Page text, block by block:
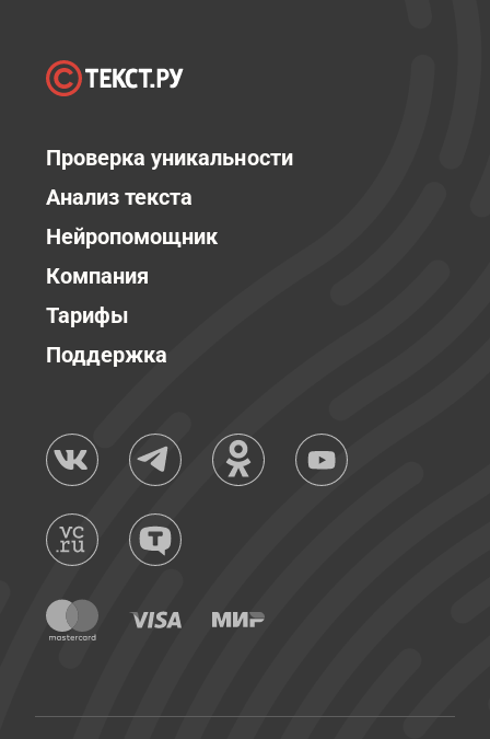
Проверка уникальности
Анализ текста
Нейропомощник
Компания
Тарифы
Поддержка